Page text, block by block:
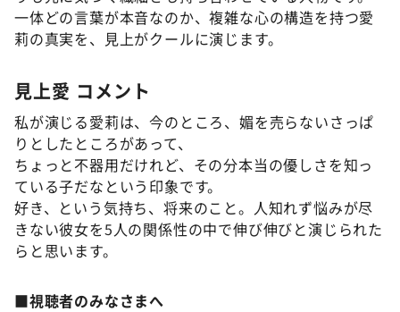
一体どの言葉が本音なのか、複雑な心の構造を持つ愛
莉の真実を、見上がクールに演じます。
見上愛 コメント
私が演じる愛莉は、今のところ、媚を売らないさっぱ
りとしたところがあって、
ちょっと不器用だけれど、その分本当の優しさを知っ
ている子だなという印象です。
好き、という気持ち、将来のこと。人知れず悩みが尽
きない彼女を5人の関係性の中で伸び伸びと演じられた
らと思います。
■視聴者のみなさまへ